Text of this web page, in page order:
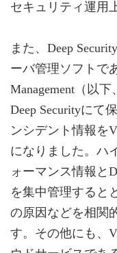
セキュリティ運用
また、Deep
ーバ管理ソフトで
Management（以下
Deep Securityにて
ンシデント情報を
になりました。ハ
ォーマンス情報と
を集中管理すると
の原因などを相関
す。その他にも、